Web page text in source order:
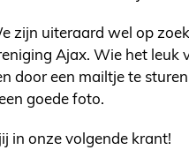
zijn uiteraard wel op
Ajax. Wie het leuk
door een mailtje te
goede foto.
in onze volgende krant!